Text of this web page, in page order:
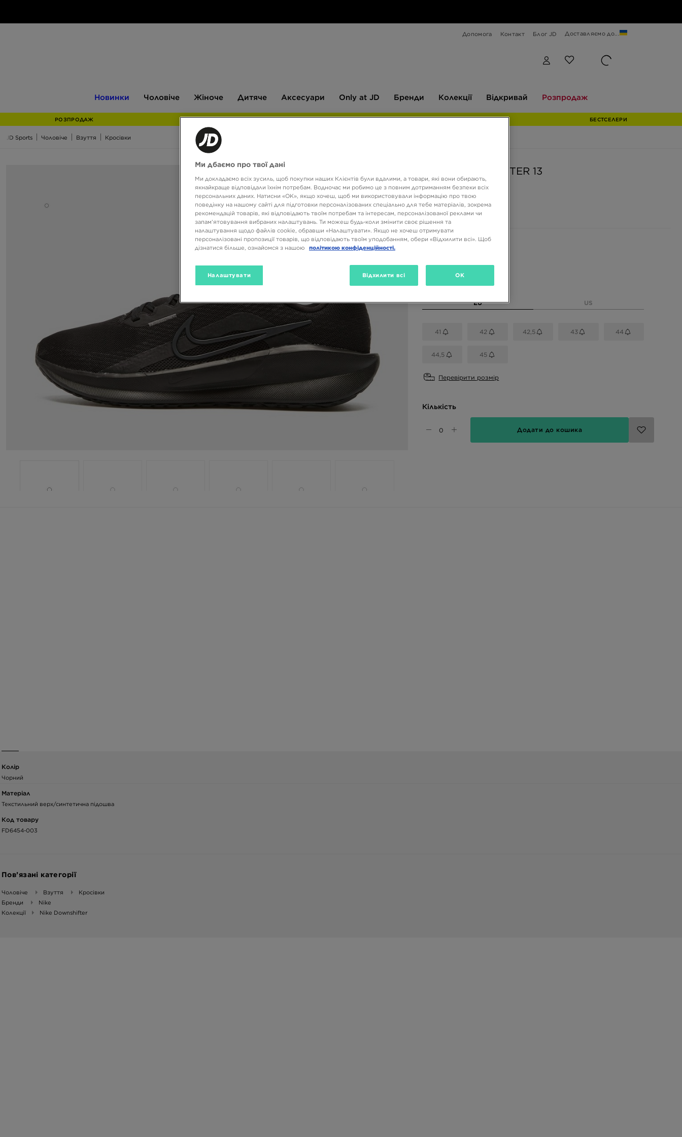
Допомога Контакт Блог JD Доставляємо до...
Новинки Чоловіче Жіноче Дитяче Аксесуари
JD
Only at JD Бренди Колекції Відкривай Розпродаж
РОЗПРОДАЖ 540 ГРН НА ПЕРШУ ПОКУПКУ БЕСТСЕЛЕРИ
JD Sports Чоловіче Взуття Кросівки
NIKE DOWNSHIFTER 13
2499 ГРН
Доступні кольори
EU US
41 42 42,5 43 44
44,5 45
Перевірити розмір
Кількість
Додати до кошика
Колір
Чорний
Матеріал
Текстильний верх/синтетична підошва
Код товару
FD6454-003
Пов’язані категорії
Чоловіче Взуття
Кросівки
Бренди
Nike
Колекції
Nike Downshifter
Ми дбаємо про твої дані
Ми докладаємо всіх зусиль, щоб покупки наших Клієнтів були вдалими, а товари, які вони обирають,
якнайкраще відповідали їхнім потребам. Водночас ми робимо це з повним дотриманням безпеки всіх
персональних даних. Натисни «OK», якщо хочеш, щоб ми використовували інформацію про твою
поведінку на нашому сайті для підготовки персоналізованих спеціально для тебе матеріалів, зокрема
рекомендацій товарів, які відповідають твоїм потребам та інтересам, персоналізованої реклами чи
запам’ятовування вибраних налаштувань. Ти можеш будь-коли змінити своє рішення та
налаштування щодо файлів cookie, обравши «Налаштувати». Якщо не хочеш отримувати
персоналізовані пропозиції товарів, що відповідають твоїм уподобанням, обери «Відхилити всі». Щоб
дізнатися більше, ознайомся з нашою
політикою конфіденційності.
Налаштувати Відхилити всі OK